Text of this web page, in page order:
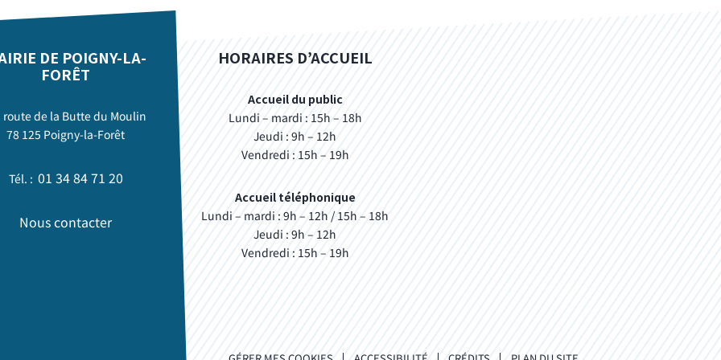
DE POIGNY-LA-
FORÊT
route de la Butte du Moulin
78 125 Poigny-la-Forêt
Tél. : 01 34 84 71 20
Nous contacter
HORAIRES D’ACCUEIL
Accueil du public
Lundi – mardi : 15h – 18h
Jeudi : 9h – 12h
Vendredi : 15h – 19h
Accueil téléphonique
Lundi – mardi : 9h – 12h / 15h – 18h
Jeudi : 9h – 12h
Vendredi : 15h – 19h